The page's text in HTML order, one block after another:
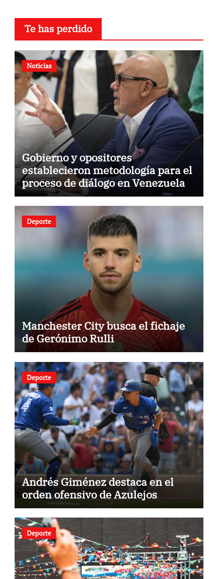
Te has perdido
Noticias
Gobierno y opositores
establecieron metodología para el
proceso de diálogo en Venezuela
Deporte
Manchester City busca el fichaje
de Gerónimo Rulli
Deporte
Andrés Giménez destaca en el
orden ofensivo de Azulejos
Deporte